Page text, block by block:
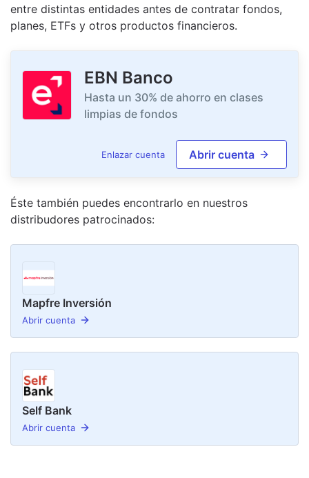
entre distintas entidades antes de contratar fondos,
planes, ETFs y otros productos financieros.
EBN Banco
Hasta un 30% de ahorro en clases
limpias de fondos
Enlazar cuenta Abrir cuenta
Éste también puedes encontrarlo en nuestros
distribudores patrocinados:
Mapfre Inversión
Abrir cuenta
Self Bank
Abrir cuenta